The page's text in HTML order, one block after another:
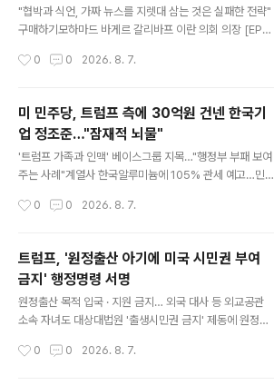
"협박과 식언, 가짜 뉴스를 지렛대 삼는 것은 실패한 전략"
구매하기모하마드 바게르 갈리바프 이란 의회 의장 [EPA
하마드 바게르 갈리바프 이란 의회 의장이 도널드 트럼프
격이 임박했다… 잠깐, 취소. 그들이 협상을 원한다'"라고
쓰고 "이는 무한 반복되는 쇼 외교(theater diplomac
y)"라고 지적했다. 그는 이어 "협박과 식언, 가짜 뉴스를 지
렛대 삼는 것은 실패한 전략"이라며 "현실을 직시하고 약속
했다. 모하마드 바게르 갈리바프 이란 의회 의장의 X 메시..
0 0 2026. 8. 7.
미 민주당, 트럼프 측에 30억원 건넨 한국기
업 정조준…"잠재적 뇌물"
'트럼프 가족과 인맥' 베이스그룹 지목…"행정부 부패 보여
주는 사례"계열사 한국알루미늄에 105% 관세 예고…민주
해명…베이스그룹 "골프장 사업 관련" 트럼프 대통령 [AF
에 지난해 200만달러(당시 환율로 약 30억원)를 건넨 한
국 기업을 잠정적인 '뇌물 공여자'로 보고 조사에 나섰다.
해당 기업은 트럼프 대통령 일가와 와인 및 골프장 사업을
하는 베이스그룹으로, 계열사인 한국알루미늄이 미 행정부
와 무역 분쟁을 겪고 있다. 민주당 엘리자베스 워런(매사추
원은 서한에서 트럼프 대통령 가족 기업인 트럼프 오거니
0 0 2026. 8. 7.
트럼프, '원정출산 아기에 미국 시민권 부여
금지' 행정명령 서명
원정출산 목적 입국 · 지원 금지… 외국 대사 등 외교공관
소속 자녀도 대상대법원 '출생시민권 금지' 제동에 원정출
서명한 트럼프 미국 대통령 6일(현지시간) 미국 워싱턴 D.
0 0 2026. 8. 7.